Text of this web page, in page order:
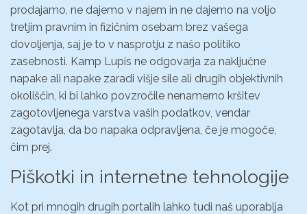
prodajamo, ne dajemo v najem in ne dajemo na voljo
tretjim pravnim in fizičnim osebam brez vašega
dovoljenja, saj je to v nasprotju z našo politiko
zasebnosti. Kamp Lupis ne odgovarja za naključne
napake ali napake zaradi višje sile ali drugih objektivnih
okoliščin, ki bi lahko povzročile nenamerno kršitev
zagotovljenega varstva vaših podatkov, vendar
zagotavlja, da bo napaka odpravljena, če je mogoče,
čim prej.
Piškotki in internetne tehnologije
Kot pri mnogih drugih portalih lahko tudi naš uporablja